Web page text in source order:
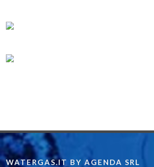
WATERGAS.IT BY AGENDA SRL